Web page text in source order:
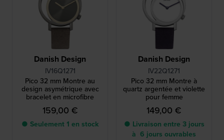
Danish Design
IV16Q1271
Pico 32 mm Montre au
design asymétrique avec
bracelet en microfibre
159,00 €
● Seulement 1 en stock
Danish Design
IV22Q1271
Pico 32 mm Montre à
quartz argentée et violette
pour femme
149,00 €
● Livraison entre 3 jours
à 6 jours ouvrables